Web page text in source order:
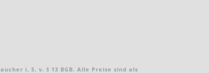
i. S. v. § 13 BGB. Alle Preise sind als